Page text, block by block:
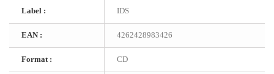
Label : IDS
EAN : 4262428983426
Format : CD